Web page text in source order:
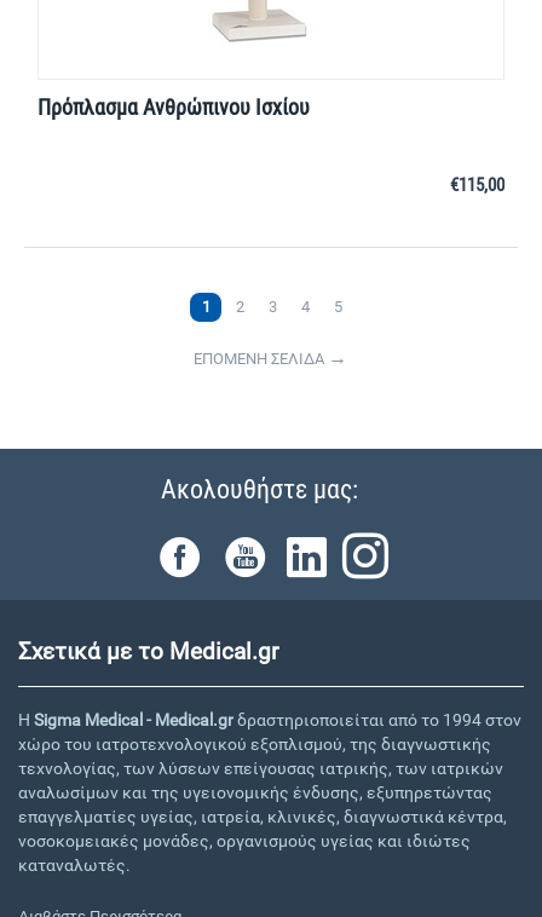
Πρόπλασμα Ανθρώπινου Ισχίου
€115,00
1 2 3 4 5
ΕΠΟΜΕΝΗ ΣΕΛΙΔΑ
Ακολουθήστε μας:
Σχετικά με το Medical.gr
Η Sigma Medical - Medical.grδραστηριοποιείται από το 1994 στον
χώρο του ιατροτεχνολογικού εξοπλισμού, της διαγνωστικής
τεχνολογίας, των λύσεων επείγουσας ιατρικής, των ιατρικών
αναλωσίμων και της υγειονομικής ένδυσης, εξυπηρετώντας
επαγγελματίες υγείας, ιατρεία, κλινικές, διαγνωστικά κέντρα,
νοσοκομειακές μονάδες, οργανισμούς υγείας και ιδιώτες
καταναλωτές.